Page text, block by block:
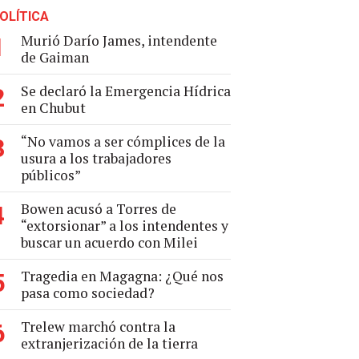
Murió Darío James, intendente
de Gaiman
Se declaró la Emergencia Hídrica
en Chubut
“No vamos a ser cómplices de la
usura a los trabajadores
públicos”
Bowen acusó a Torres de
“extorsionar” a los intendentes y
buscar un acuerdo con Milei
Tragedia en Magagna: ¿Qué nos
pasa como sociedad?
Trelew marchó contra la
extranjerización de la tierra